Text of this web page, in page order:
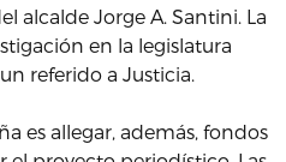
alcalde Jorge A. Santini. La
en la legislatura
referido a Justicia.
es allegar, además, fondos